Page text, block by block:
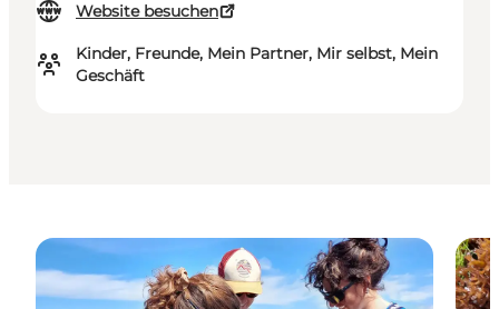
Website besuchen
Kinder, Freunde, Mein Partner, Mir selbst, Mein
Geschäft